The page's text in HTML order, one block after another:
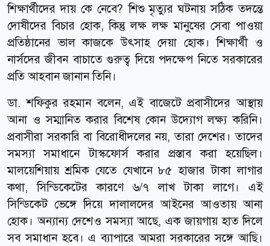
শিক্ষার্থীদের দায় কে নেবে? শিশু মৃত্যুর ঘটনায় সঠিক তদন্তে
দোষীদের বিচার হোক, কিন্তু লক্ষ লক্ষ মানুষের সেবা পাওয়া
প্রতিষ্ঠানের ভাল কাজকে উৎসাহ দেয়া হোক। শিক্ষার্থী ও
নার্সদের জীবন বাচাতে গুরুত্ব দিয়ে পদক্ষেপ নিতে সরকারের
প্রতি আহবান জানান তিনি।
ডা. শফিকুর রহমান বলেন, এই বাজেটে প্রবাসীদের আস্থায়
আনা ও সম্মানিত করার বিশেষ কোন উদ্যোগ লক্ষ্য করিনি।
প্রবাসীরা সরকারি বা বিরোধীদলের নয়, তারা দেশের। তাদের
সমস্যা সমাধানে টাস্কফোর্স করার প্রস্তাব করা হয়েছিল।
মালয়েশিয়ায় শ্রমিক যেতে যেখানে ৮৫ হাজার টাকা লাগার
কথা, সিন্ডিকেটের কারণে ৬/৭ লাখ টাকা লাগে। এই
সিন্ডিকেট ভেঙ্গে দিয়ে দালালদের আইনের আওতায় আনা
হোক। অন্যান্য দেশেও সমস্যা আছে, এক জায়গায় হাত দিলে
সব সমাধান হবে। এ ব্যাপারে আমরা সরকারের সঙ্গে আছি।